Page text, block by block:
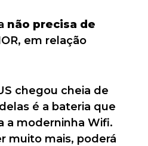
não precisa de
em relação
chegou cheia de
é a bateria que
a moderninha Wifi.
muito mais, poderá